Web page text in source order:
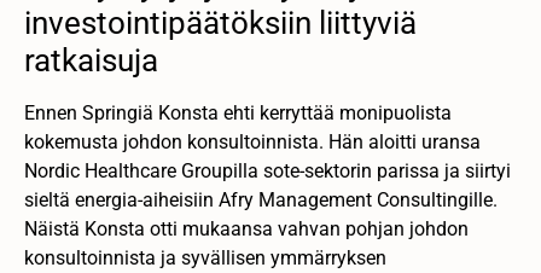
investointipäätöksiin liittyviä
ratkaisuja
Ennen Springiä Konsta ehti kerryttää monipuolista
kokemusta johdon konsultoinnista. Hän aloitti uransa
Nordic Healthcare Groupilla sote-sektorin parissa ja siirtyi
sieltä energia-aiheisiin Afry Management Consultingille.
Näistä Konsta otti mukaansa vahvan pohjan johdon
konsultoinnista ja syvällisen ymmärryksen